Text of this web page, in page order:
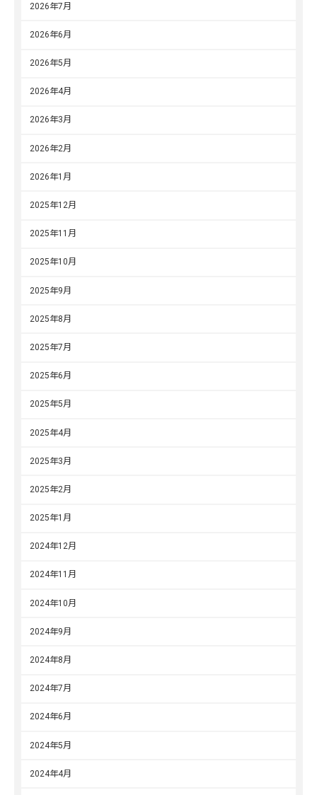
2026年7月
2026年6月
2026年5月
2026年4月
2026年3月
2026年2月
2026年1月
2025年12月
2025年11月
2025年10月
2025年9月
2025年8月
2025年7月
2025年6月
2025年5月
2025年4月
2025年3月
2025年2月
2025年1月
2024年12月
2024年11月
2024年10月
2024年9月
2024年8月
2024年7月
2024年6月
2024年5月
2024年4月